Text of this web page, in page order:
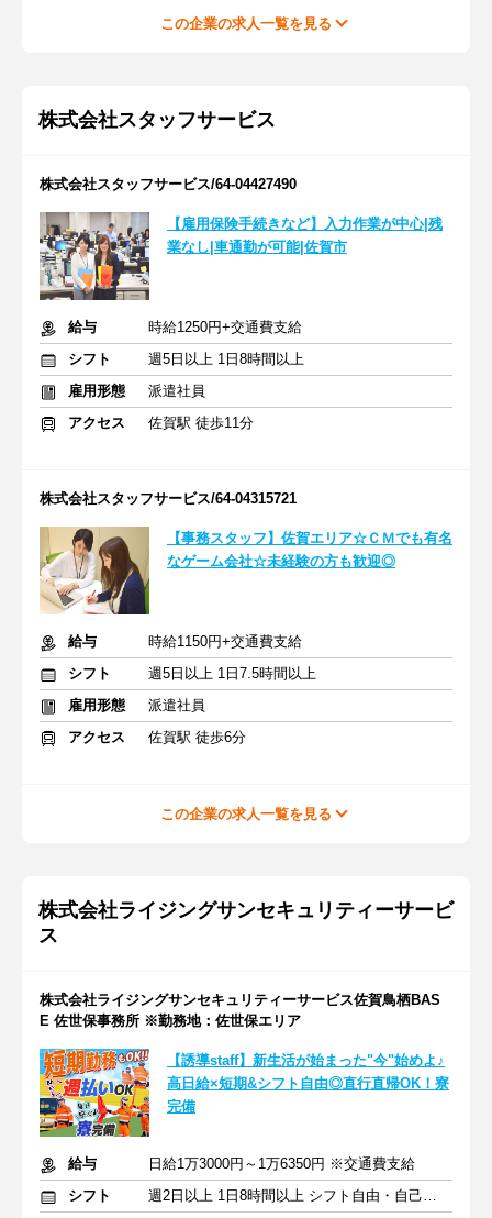
この企業の求人一覧を見る
株式会社スタッフサービス
株式会社スタッフサービス/64-04427490
【雇用保険手続きなど】入力作業が中心|残
業なし|車通勤が可能|佐賀市
給与
時給1250円+交通費支給
シフト
週5日以上 1日8時間以上
雇用形態
派遣社員
アクセス
佐賀駅 徒歩11分
株式会社スタッフサービス/64-04315721
【事務スタッフ】佐賀エリア☆ＣＭでも有名
なゲーム会社☆未経験の方も歓迎◎
給与
時給1150円+交通費支給
シフト
週5日以上 1日7.5時間以上
雇用形態
派遣社員
アクセス
佐賀駅 徒歩6分
この企業の求人一覧を見る
株式会社ライジングサンセキュリティーサービ
ス
株式会社ライジングサンセキュリティーサービス佐賀鳥栖BAS
E 佐世保事務所 ※勤務地：佐世保エリア
【誘導staff】新生活が始まった"今"始めよ♪
高日給×短期&シフト自由◎直行直帰OK！寮
完備
給与
日給1万3000円～1万6350円 ※交通費支給
シフト
週2日以上 1日8時間以上 シフト自由・自己申告